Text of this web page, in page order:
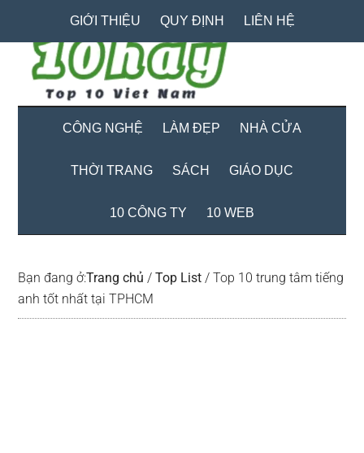
content
secondary
menu
primary
sidebar
GIỚI THIỆU QUY ĐỊNH LIÊN HỆ
CÔNG NGHỆ LÀM ĐẸP NHÀ CỬA
THỜI TRANG SÁCH GIÁO DỤC
10 CÔNG TY 10 WEB
Bạn đang ở:Trang chủ / Top List / Top 10 trung tâm tiếng
anh tốt nhất tại TPHCM